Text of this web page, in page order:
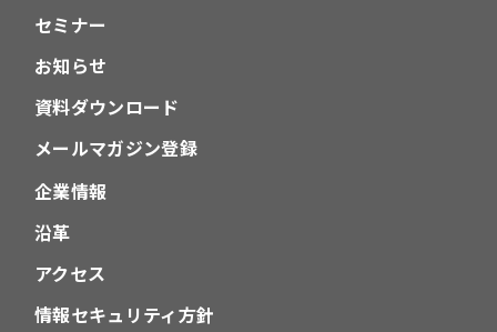
セミナー
お知らせ
資料ダウンロード
メールマガジン登録
企業情報
沿革
アクセス
情報セキュリティ方針